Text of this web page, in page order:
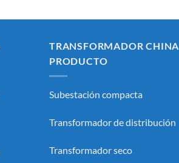
TRANSFORMADOR CHINA
PRODUCTO
Subestación compacta
Transformador de distribución
Transformador seco